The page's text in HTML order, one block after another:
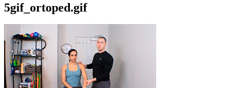
5gif_ortoped.gif